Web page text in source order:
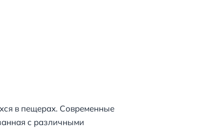
в пещерах. Современные
с различными